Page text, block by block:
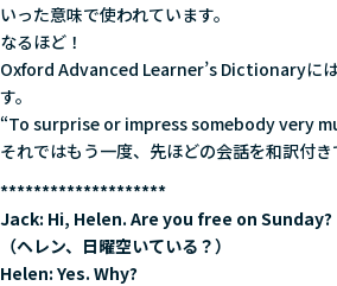
いった意味で使われています。
なるほど！
Oxford Advanced Learner’s Dictionaryに
す。
“To surprise or impress somebody very
それではもう一度、先ほどの会話を和訳付き
********************
Jack: Hi, Helen. Are you free on Sunday?
（ヘレン、日曜空いている？）
Helen: Yes. Why?